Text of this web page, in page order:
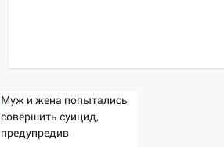
Муж и жена попытались
совершить суицид,
предупредив